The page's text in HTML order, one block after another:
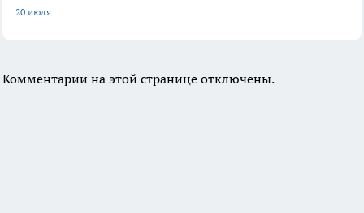
20 июля
Комментарии на этой странице отключены.